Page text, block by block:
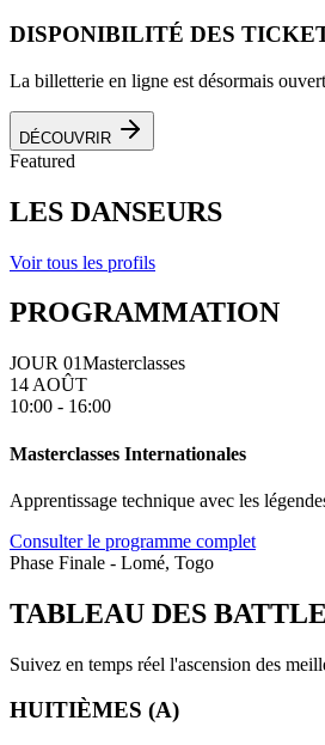
DISPONIBILITÉ DES
La billetterie en ligne est désormais
DÉCOUVRIR
Featured
LES DANSEURS
Voir tous les profils
PROGRAMMATION
JOUR 01Masterclasses
14 AOÛT
10:00 - 16:00
Masterclasses Internationales
Apprentissage technique avec les
Consulter le programme complet
Phase Finale - Lomé, Togo
TABLEAU DES
Suivez en temps réel l'ascension des
HUITIÈMES (A)